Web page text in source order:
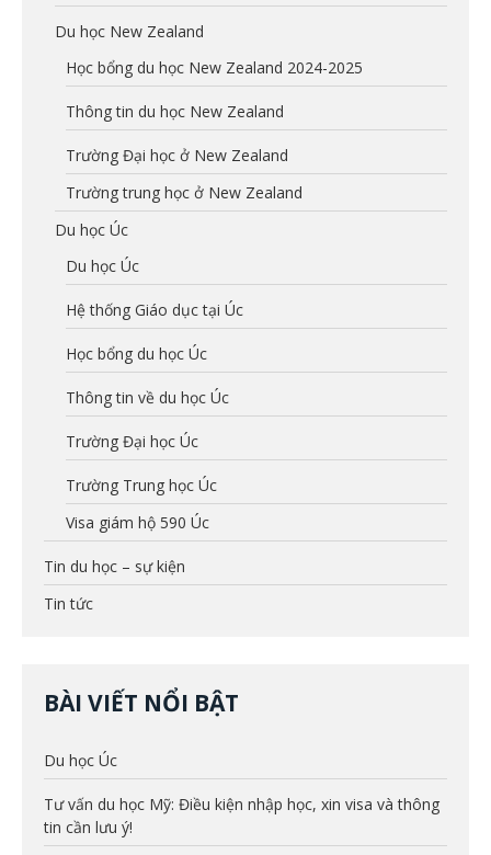
Du học New Zealand
Học bổng du học New Zealand 2024-2025
Thông tin du học New Zealand
Trường Đại học ở New Zealand
Trường trung học ở New Zealand
Du học Úc
Du học Úc
Hệ thống Giáo dục tại Úc
Học bổng du học Úc
Thông tin về du học Úc
Trường Đại học Úc
Trường Trung học Úc
Visa giám hộ 590 Úc
Tin du học – sự kiện
Tin tức
BÀI VIẾT NỔI BẬT
Du học Úc
Tư vấn du học Mỹ: Điều kiện nhập học, xin visa và thông
tin cần lưu ý!